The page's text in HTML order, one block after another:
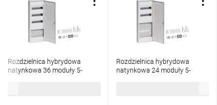
Rozdzielnica hybrydowa
natynkowa 36 moduły 5-
Rozdzielnica hybrydowa
natynkowa 24 moduły 5-